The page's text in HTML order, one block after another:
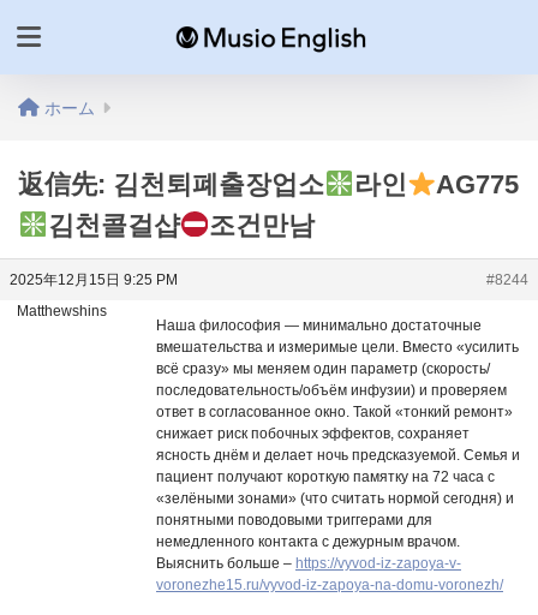
ホーム
返信先: 김천퇴폐출장업소 라인
AG775
김천콜걸샵
조건만남
2025年12月15日 9:25 PM
#8244
Matthewshins
Наша философия — минимально достаточные
вмешательства и измеримые цели. Вместо «усилить
всё сразу» мы меняем один параметр (скорость/
последовательность/объём инфузии) и проверяем
ответ в согласованное окно. Такой «тонкий ремонт»
снижает риск побочных эффектов, сохраняет
ясность днём и делает ночь предсказуемой. Семья и
пациент получают короткую памятку на 72 часа с
«зелёными зонами» (что считать нормой сегодня) и
понятными поводовыми триггерами для
немедленного контакта с дежурным врачом.
Выяснить больше – https://vyvod-iz-zapoya-v-
voronezhe15.ru/vyvod-iz-zapoya-na-domu-voronezh/